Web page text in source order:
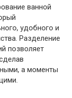
ванной
удобного и
Разделение
позволяет
а моменты